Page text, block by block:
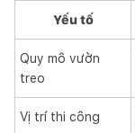
Yếu tố
Quy mô vườn
treo
Vị trí thi công